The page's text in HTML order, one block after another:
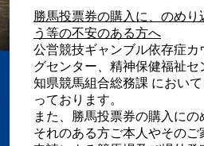
勝馬投票券の購入に、のめり
う等の不安のある方へ
公営競技ギャンブル依存症カ
グセンター、精神保健福祉セ
知県競馬組合総務課 におい
っております。
また、勝馬投票券の購入にの
それのある方ご本人やそのご